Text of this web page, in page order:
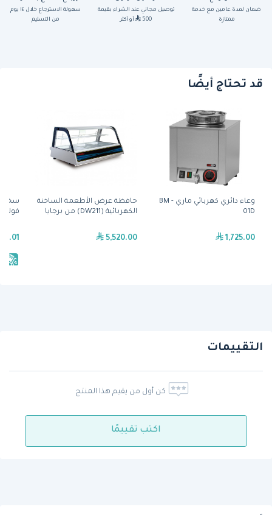
ضمان لمدة عامين مع خدمة
ممتازة
توصيل مجاني عند الشراء بقيمة
500
أو أكثر
سهولة الاسترجاع خلال ١٤ يوم
من التسليم
قد تحتاج أيضًا
وعاء دائري كهربائي ماري - BM
01D
1,725.00
حافظة عرض الأطعمة الساخنة
الكهربائية (DW211) من برجايا
5,520.00
التقييمات
كن أول من يقيم هذا المنتج
اكتب تقييمًا